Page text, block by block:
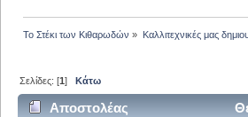
Το Στέκι των Κιθαρωδών » Καλλιτεχνικές μας
Σελίδες: [1]Κάτω
Αποστολέας